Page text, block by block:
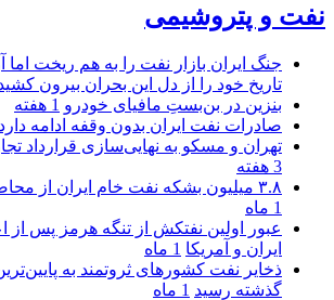
نفت و پتروشیمی
جنگ ایران بازار نفت را به هم ریخت اما
تاریخ خود را از دل این بحران بیرون
بنزین در بن‌بستِ مافیای خودرو 1 هفته
صادرات نفت ایران بدون وقفه ادامه دارد
تهران و مسکو به نهایی‌سازی قرارداد
3 هفته
۳.۸ میلیون بشکه نفت خام ایران از محاصره آمریکا عبور کرد
1 ماه
عبور اولین نفتکش از تنگه هرمز پس از
ایران و آمریکا 1 ماه
گذشته رسید 1 ماه